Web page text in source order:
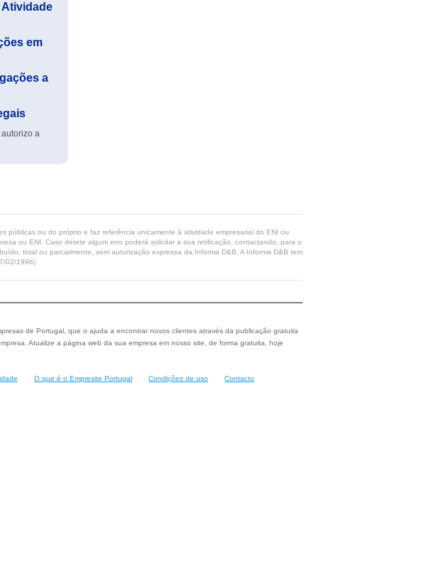
Atividade
em
a
autorizo a
ou do próprio e faz referência unicamente à atividade empresarial do ENI ou
ou ENI. Caso detete algum erro poderá solicitar a sua retificação, contactando, para o
total ou parcialmente, sem autorização expressa da Informa D&B. A Informa D&B tem
02/1996).
de Portugal, que o ajuda a encontrar novos clientes através da publicação gratuita
Atualize a página web da sua empresa em nosso site, de forma gratuita, hoje
O que é o Empresite Portugal Condições de uso Contacto